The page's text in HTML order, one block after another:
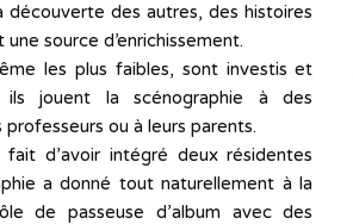
découverte des autres, des histoires
source d’enrichissement.
les plus faibles, sont investis et
ils jouent la scénographie à des
professeurs ou à leurs parents.
d’avoir intégré deux résidentes
a donné tout naturellement à la
de passeuse d’album avec des